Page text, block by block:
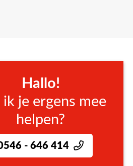
Hallo!
ik je ergens mee
helpen?
- 646 414